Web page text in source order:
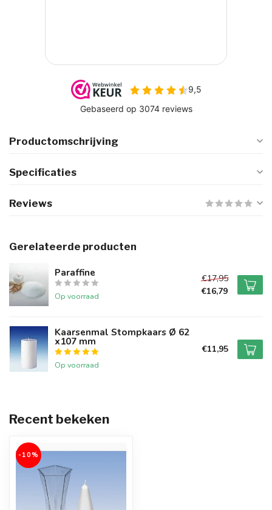
Productomschrijving
Specificaties
Reviews
Gerelateerde producten
Paraffine
Op voorraad
€17,95
€16,79
Kaarsenmal Stompkaars Ø 62
x107 mm
Op voorraad
€11,95
Recent bekeken
-10%